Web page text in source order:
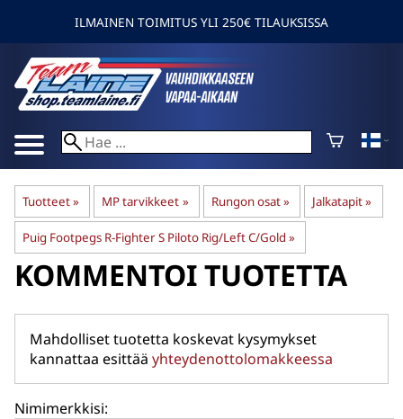
ILMAINEN TOIMITUS YLI 250€ TILAUKSISSA
Tuotteet‪» MP tarvikkeet ‪» Rungon osat‪» Jalkatapit‪»
Puig Footpegs R-Fighter S Piloto Rig/Left C/Gold ‪»
KOMMENTOI TUOTETTA
Mahdolliset tuotetta koskevat kysymykset
kannattaa esittää yhteydenottolomakkeessa
Nimimerkkisi: